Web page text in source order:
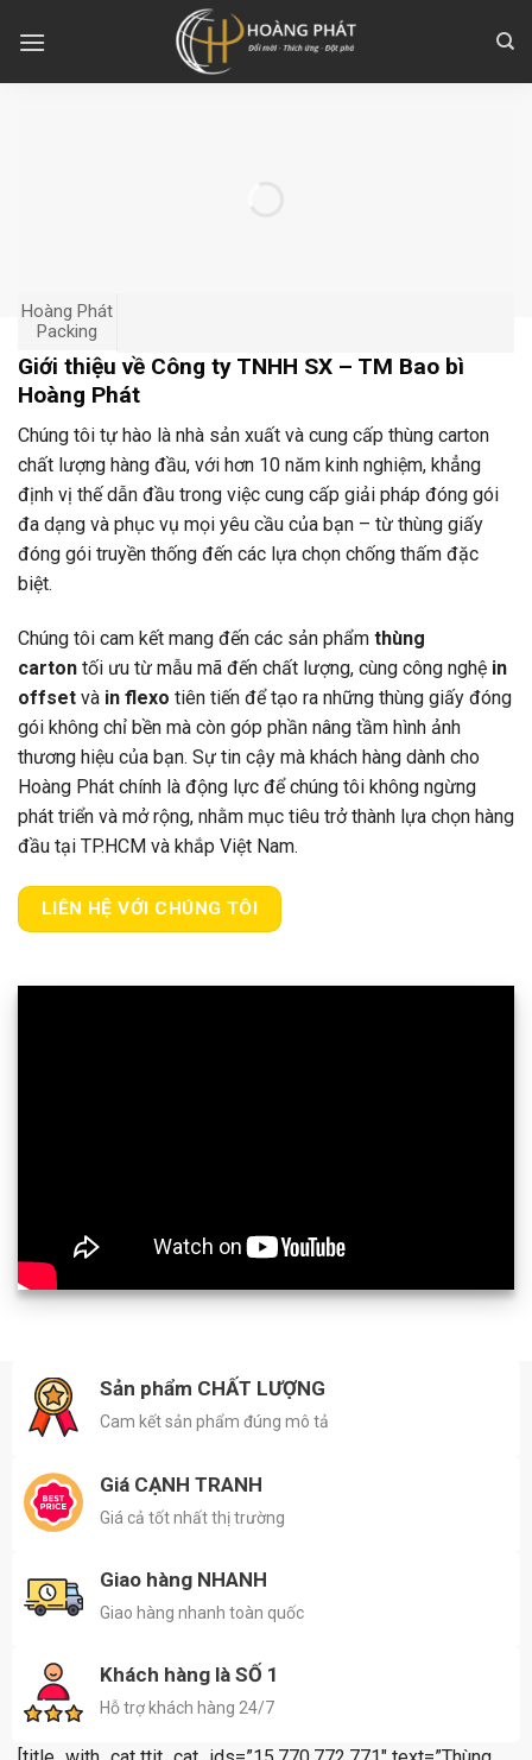
Hoàng Phát
Packing
Giới thiệu về Công ty TNHH SX – TM Bao bì
Hoàng Phát
Chúng tôi tự hào là nhà sản xuất và cung cấp thùng carton
chất lượng hàng đầu, với hơn 10 năm kinh nghiệm, khẳng
định vị thế dẫn đầu trong việc cung cấp giải pháp đóng gói
đa dạng và phục vụ mọi yêu cầu của bạn – từ thùng giấy
đóng gói truyền thống đến các lựa chọn chống thấm đặc
biệt.
Chúng tôi cam kết mang đến các sản phẩm thùng
carton tối ưu từ mẫu mã đến chất lượng, cùng công nghệ in
offset và in flexo tiên tiến để tạo ra những thùng giấy đóng
gói không chỉ bền mà còn góp phần nâng tầm hình ảnh
thương hiệu của bạn. Sự tin cậy mà khách hàng dành cho
Hoàng Phát chính là động lực để chúng tôi không ngừng
phát triển và mở rộng, nhằm mục tiêu trở thành lựa chọn hàng
đầu tại TP.HCM và khắp Việt Nam.
LIÊN HỆ VỚI CHÚNG TÔI
Sản phẩm CHẤT LƯỢNG
Cam kết sản phẩm đúng mô tả
Giá CẠNH TRANH
Giá cả tốt nhất thị trường
Giao hàng NHANH
Giao hàng nhanh toàn quốc
Khách hàng là SỐ 1
Hỗ trợ khách hàng 24/7